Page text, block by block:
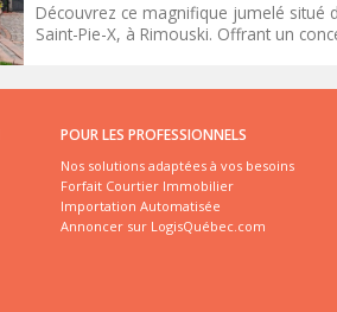
Découvrez ce magnifique jumelé situé
Saint-Pie-X, à Rimouski. Offrant un
POUR LES PROFESSIONNELS
Nos solutions adaptées à vos besoins
Forfait Courtier Immobilier
Importation Automatisée
Annoncer sur LogisQuébec.com